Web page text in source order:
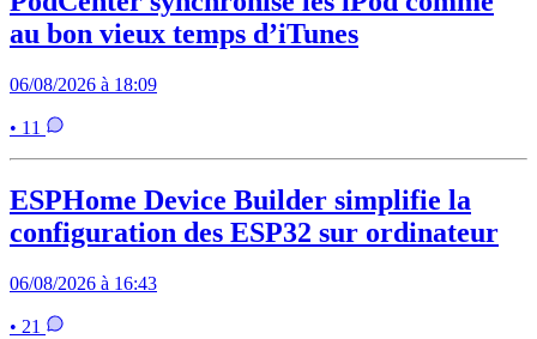
au bon vieux temps d’iTunes
06/08/2026 à 18:09
• 11
ESPHome Device Builder simplifie la
configuration des ESP32 sur ordinateur
06/08/2026 à 16:43
• 21